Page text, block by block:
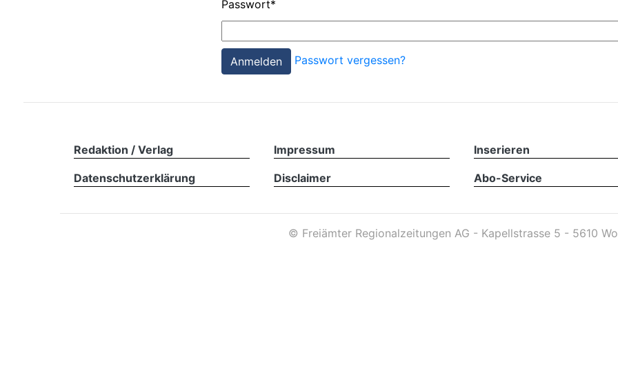
Passwort*
Passwort vergessen?
Redaktion / Verlag Impressum Inserieren
Datenschutzerklärung Disclaimer Abo-Service
© Freiämter Regionalzeitungen AG - Kapellstrasse 5 - 5610